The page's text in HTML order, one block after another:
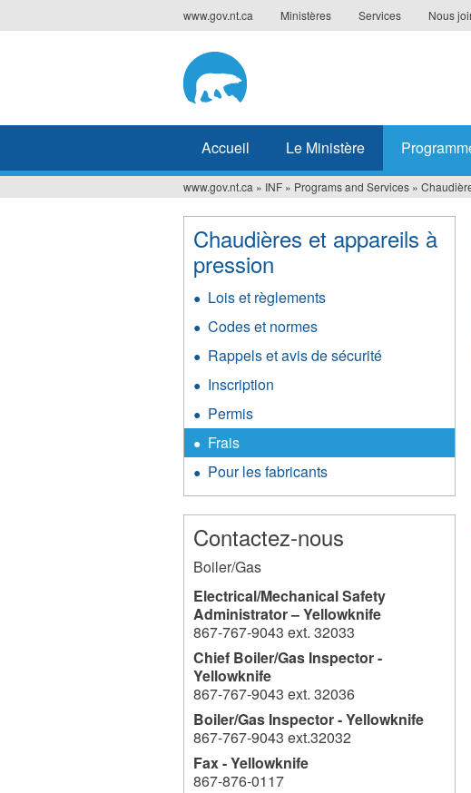
to
www.gov.nt.ca Ministères Services Nous
Accueil Le Ministère
Vous
êtes
ici
www.gov.nt.ca » INF » Programs and Services »
Chaudières et appareils à
pression
Lois et règlements
Codes et normes
Rappels et avis de sécurité
Inscription
Permis
Frais
Pour les fabricants
Contactez-nous
Boiler/Gas
Electrical/Mechanical Safety
Administrator – Yellowknife
867-767-9043 ext. 32033
Chief Boiler/Gas Inspector -
Yellowknife
867-767-9043 ext. 32036
Boiler/Gas Inspector - Yellowknife
867-767-9043 ext.32032
Fax - Yellowknife
867-876-0117